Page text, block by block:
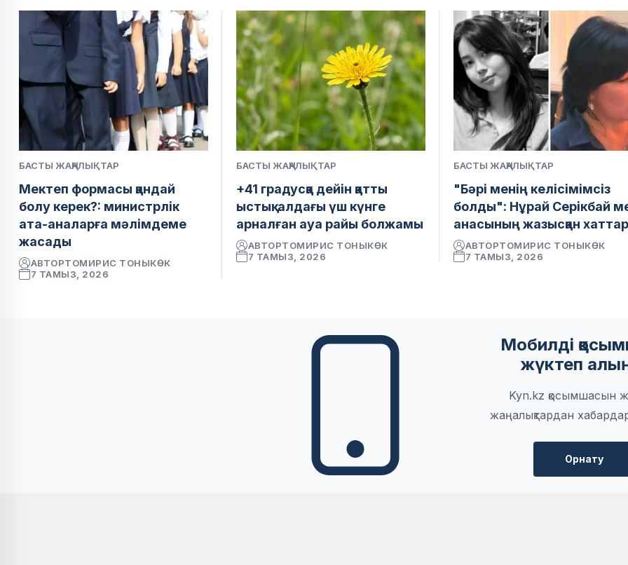
БАСТЫ ЖАҢАЛЫҚТАР
Мектеп формасы қандай
болу керек?: министрлік
ата-аналарға мәлімдеме
жасады
АВТОРТОМИРИС ТОНЫКӨК
7 ТАМЫЗ, 2026
БАСТЫ ЖАҢАЛЫҚТАР
+41 градусқа дейін қатты
ыстық: алдағы үш күнге
арналған ауа райы болжамы
АВТОРТОМИРИС ТОНЫКӨК
7 ТАМЫЗ, 2026
БАСТЫ ЖАҢАЛЫҚТАР
"Бәрі менің келісімімсіз
болды": Нұрай Серікбай
анасының жазысқан
АВТОРТОМИРИС ТОНЫКӨК
7 ТАМЫЗ, 2026
Мобилді
жүктеп
Kyn.kz қосымшасын
жаңалықтардан
Орнату